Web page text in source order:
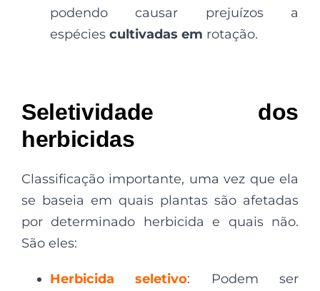
podendo causar prejuízos a
espécies cultivadas em rotação.
Seletividade dos
herbicidas
Classificação importante, uma vez que ela
se baseia em quais plantas são afetadas
por determinado herbicida e quais não.
São eles:
Herbicida seletivo: Podem ser